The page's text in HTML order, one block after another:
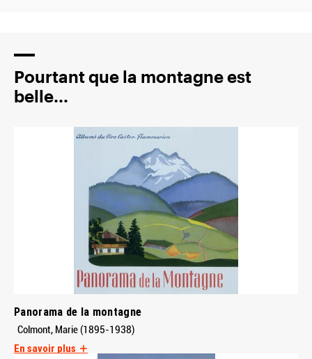
Pourtant que la montagne est
belle...
Panorama de la montagne
Colmont, Marie (1895-1938)
En savoir plus